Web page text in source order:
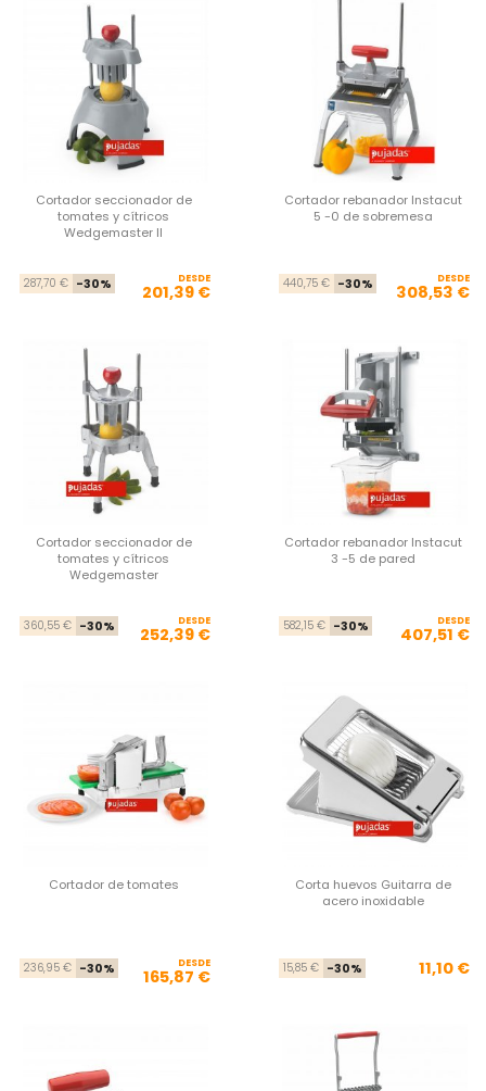
Cortador seccionador de
tomates y cítricos
Wedgemaster II
Precio base
287,70 € -30% Precio
DESDE
201,39 €
Cortador rebanador Instacut
5 -0 de sobremesa
440,75 € -30% DESDE
308,53 €
Cortador seccionador de
tomates y cítricos
Wedgemaster
Precio base
360,55 € -30% Precio
DESDE
252,39 €
Cortador rebanador Instacut
3 -5 de pared
582,15 € -30% DESDE
407,51 €
Cortador de tomates
Precio base
236,95 € -30% Precio
DESDE
165,87 €
Corta huevos Guitarra de
acero inoxidable
15,85 € -30% 11,10 €